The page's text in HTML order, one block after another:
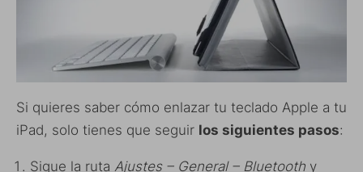
Si quieres saber cómo enlazar tu teclado Apple a tu
iPad, solo tienes que seguir los siguientes pasos:
Sigue la ruta Ajustes – General – Bluetooth y